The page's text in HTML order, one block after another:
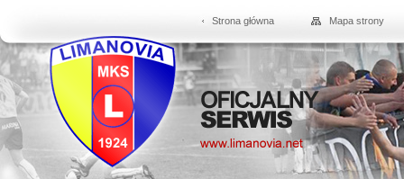
Strona główna Mapa strony